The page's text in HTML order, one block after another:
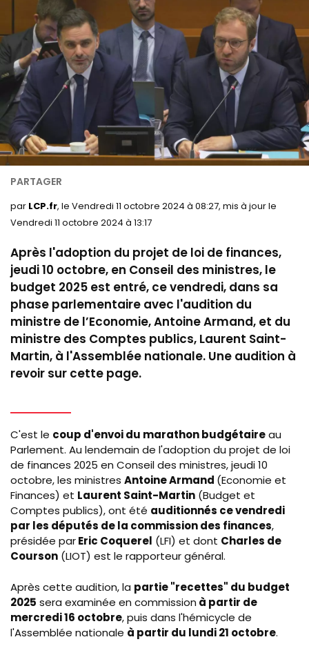
par LCP.fr, le Vendredi 11 octobre 2024 à 08:27, mis à jour le
Vendredi 11 octobre 2024 à 13:17
Après l'adoption du projet de loi de finances,
jeudi 10 octobre, en Conseil des ministres, le
budget 2025 est entré, ce vendredi, dans sa
phase parlementaire avec l'audition du
ministre de l’Economie, Antoine Armand, et du
ministre des Comptes publics, Laurent Saint-
Martin, à l'Assemblée nationale. Une audition à
revoir sur cette page.
C'est le coup d'envoi du marathon budgétaireau
Parlement. Au lendemain de l'adoption du projet de loi
de finances 2025 en Conseil des ministres, jeudi 10
octobre, les ministres Antoine Armand (Economie et
Finances) et Laurent Saint-Martin (Budget et
Comptes publics), ont été auditionnés ce vendredi
par les députés de la commission des finances,
présidée parEric Coquerel (LFI) et dont Charles de
Courson (LIOT) est le rapporteur général.
Après cette audition, la partie "recettes" du budget
2025 sera examinée en commission à partir de
mercredi 16 octobre, puis dans l'hémicycle de
l'Assemblée nationale à partir du lundi 21 octobre.